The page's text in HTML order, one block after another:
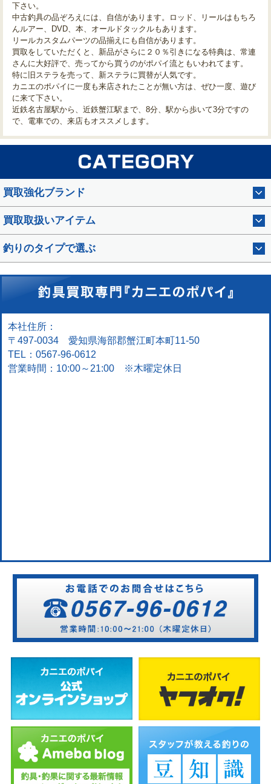
下さい。
中古釣具の品ぞろえには、自信があります。ロッド、リールはもちろ
んルアー、DVD、本、オールドタックルもあります。
リールカスタムパーツの品揃えにも自信があります。
買取をしていただくと、新品がさらに２０％引きになる特典は、常連
さんに大好評で、売ってから買うのがポパイ流ともいわれてます。
特に旧ステラを売って、新ステラに買替が人気です。
カニエのポパイに一度も来店されたことが無い方は、ぜひ一度、遊び
に来て下さい。
近鉄名古屋駅から、近鉄蟹江駅まで、8分、駅から歩いて3分ですの
で、電車での、来店もオススメします。
買取強化ブランド
買取取扱いアイテム
釣りのタイプで選ぶ
本社住所：
〒497-0034 愛知県海部郡蟹江町本町11-50
TEL：0567-96-0612
営業時間：10:00～21:00 ※木曜定休日